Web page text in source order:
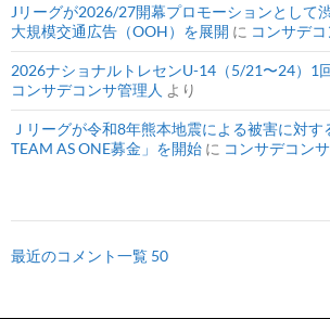
Jリーグが2026/27開幕プロモーションとして
大規模交通広告（OOH）を展開 に コンサデ
2026ナショナルトレセンU-14（5/21〜24）1
コンサデコンサ管理人 より
Ｊリーグが令和8年熊本地震による被害に対
TEAM AS ONE募金」を開始 に コンサデコン
最近のコメント一覧 50